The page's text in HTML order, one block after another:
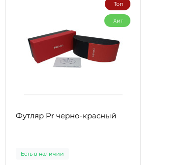
Топ
Хит
Футляр Pr черно-красный
Есть в наличии